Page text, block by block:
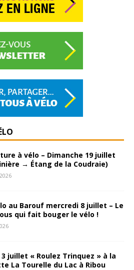
à vélo – Dimanche 19 juillet
→ Étang de la Coudraie)
au Barouf mercredi 8 juillet – Le
qui fait bouger le vélo !
juillet « Roulez Trinquez » à la
La Tourelle du Lac à Ribou